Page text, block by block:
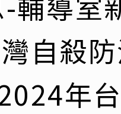
王老師、
賽國小朗讀
老師
加桃園市中
師榮獲教
二名
2026世
學小創客佳
自殺
年